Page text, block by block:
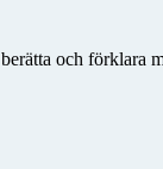
och förklara